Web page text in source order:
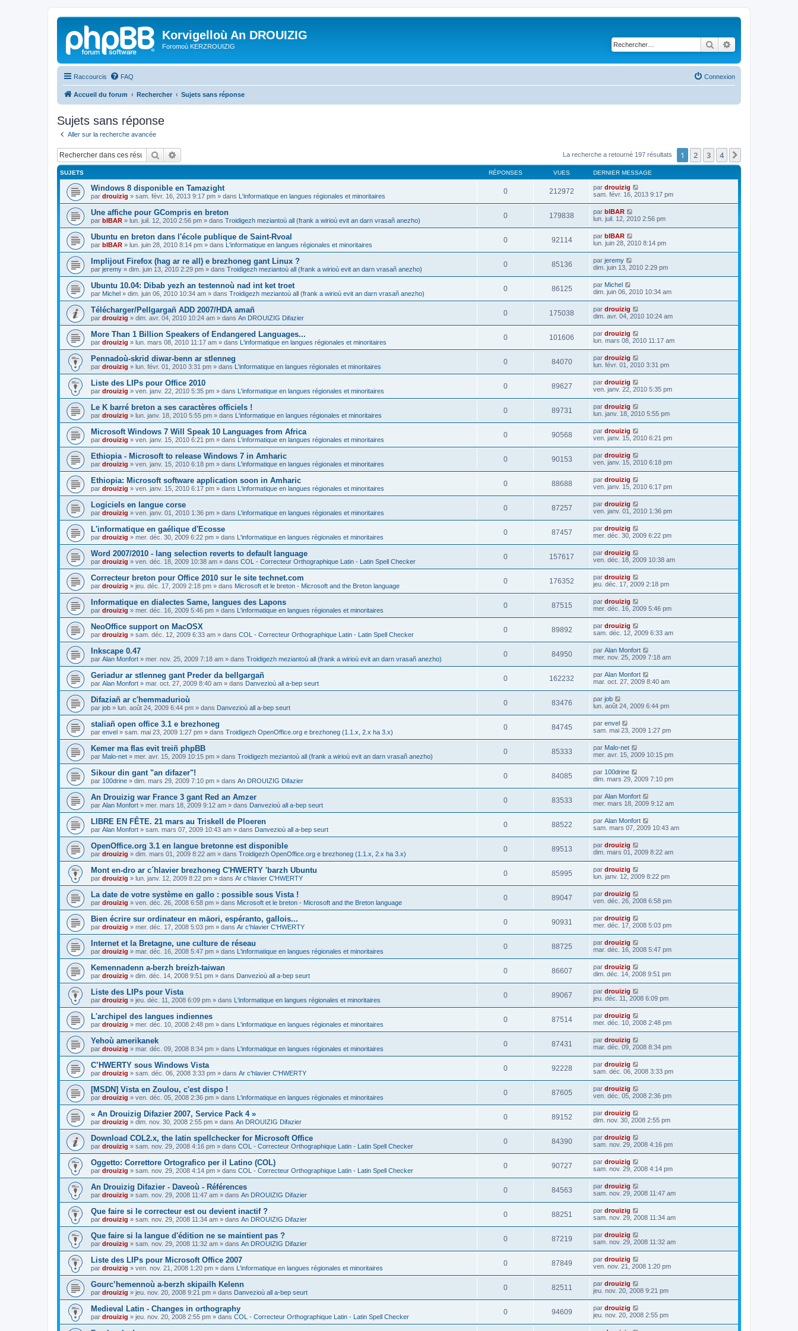
Korvigelloù An DROUIZIG
Foromoù KERZROUIZIG Rechercher
Raccourcis FAQ Connexion
Accueil du forum Rechercher Sujets sans réponse
Sujets sans réponse
Aller sur la recherche avancée
Rechercher La recherche a retourné 197 résultats 1 2 3 4
SUJETS RÉPONSES VUES DERNIER MESSAGE
Windows 8 disponible en Tamazight
par drouizig » sam. févr. 16, 2013 9:17 pm » dans L'informatique en langues régionales et minoritaires
0 212972 par drouizig
sam. févr. 16, 2013 9:17 pm
Une affiche pour GCompris en breton
par bIBAR » lun. juil. 12, 2010 2:56 pm » dans Troidigezh meziantoù all (frank a wirioù evit an darn vrasañ anezho)
0 179838 par bIBAR
lun. juil. 12, 2010 2:56 pm
Ubuntu en breton dans l'école publique de Saint-Rvoal
par bIBAR » lun. juin 28, 2010 8:14 pm » dans L'informatique en langues régionales et minoritaires
0 92114 par bIBAR
lun. juin 28, 2010 8:14 pm
Implijout Firefox (hag ar re all) e brezhoneg gant Linux ?
par jeremy » dim. juin 13, 2010 2:29 pm » dans Troidigezh meziantoù all (frank a wirioù evit an darn vrasañ anezho)
0 85136 par jeremy
dim. juin 13, 2010 2:29 pm
Ubuntu 10.04: Dibab yezh an testennoù nad int ket troet
par Michel » dim. juin 06, 2010 10:34 am » dans Troidigezh meziantoù all (frank a wirioù evit an darn vrasañ anezho)
0 86125 par Michel
dim. juin 06, 2010 10:34 am
Télécharger/Pellgargañ ADD 2007/HDA amañ
par drouizig » dim. avr. 04, 2010 10:24 am » dans An DROUIZIG Difazier
0 175038 par drouizig
dim. avr. 04, 2010 10:24 am
More Than 1 Billion Speakers of Endangered Languages...
par drouizig » lun. mars 08, 2010 11:17 am » dans L'informatique en langues régionales et minoritaires
0 101606 par drouizig
lun. mars 08, 2010 11:17 am
Pennadoù-skrid diwar-benn ar stlenneg
par drouizig » lun. févr. 01, 2010 3:31 pm » dans L'informatique en langues régionales et minoritaires
0 84070 par drouizig
lun. févr. 01, 2010 3:31 pm
Liste des LIPs pour Office 2010
par drouizig » ven. janv. 22, 2010 5:35 pm » dans L'informatique en langues régionales et minoritaires
0 89627 par drouizig
ven. janv. 22, 2010 5:35 pm
Le K barré breton a ses caractères officiels !
par drouizig » lun. janv. 18, 2010 5:55 pm » dans L'informatique en langues régionales et minoritaires
0 89731 par drouizig
lun. janv. 18, 2010 5:55 pm
Microsoft Windows 7 Will Speak 10 Languages from Africa
par drouizig » ven. janv. 15, 2010 6:21 pm » dans L'informatique en langues régionales et minoritaires
0 90568 par drouizig
ven. janv. 15, 2010 6:21 pm
Ethiopia - Microsoft to release Windows 7 in Amharic
par drouizig » ven. janv. 15, 2010 6:18 pm » dans L'informatique en langues régionales et minoritaires
0 90153 par drouizig
ven. janv. 15, 2010 6:18 pm
Ethiopia: Microsoft software application soon in Amharic
par drouizig » ven. janv. 15, 2010 6:17 pm » dans L'informatique en langues régionales et minoritaires
0 88688 par drouizig
ven. janv. 15, 2010 6:17 pm
Logiciels en langue corse
par drouizig » ven. janv. 01, 2010 1:36 pm » dans L'informatique en langues régionales et minoritaires
0 87257 par drouizig
ven. janv. 01, 2010 1:36 pm
L'informatique en gaélique d'Ecosse
par drouizig » mer. déc. 30, 2009 6:22 pm » dans L'informatique en langues régionales et minoritaires
0 87457 par drouizig
mer. déc. 30, 2009 6:22 pm
Word 2007/2010 - lang selection reverts to default language
par drouizig » ven. déc. 18, 2009 10:38 am » dans COL - Correcteur Orthographique Latin - Latin Spell Checker
0 157617 par drouizig
ven. déc. 18, 2009 10:38 am
Correcteur breton pour Office 2010 sur le site technet.com
par drouizig » jeu. déc. 17, 2009 2:18 pm » dans Microsoft et le breton - Microsoft and the Breton language
0 176352 par drouizig
jeu. déc. 17, 2009 2:18 pm
Informatique en dialectes Same, langues des Lapons
par drouizig » mer. déc. 16, 2009 5:46 pm » dans L'informatique en langues régionales et minoritaires
0 87515 par drouizig
mer. déc. 16, 2009 5:46 pm
NeoOffice support on MacOSX
par drouizig » sam. déc. 12, 2009 6:33 am » dans COL - Correcteur Orthographique Latin - Latin Spell Checker
0 89892 par drouizig
sam. déc. 12, 2009 6:33 am
Inkscape 0.47
par Alan Monfort » mer. nov. 25, 2009 7:18 am » dans Troidigezh meziantoù all (frank a wirioù evit an darn vrasañ anezho)
0 84950 par Alan Monfort
mer. nov. 25, 2009 7:18 am
Geriadur ar stlenneg gant Preder da bellgargañ
par Alan Monfort » mar. oct. 27, 2009 8:40 am » dans Danvezioù all a-bep seurt
0 162232 par Alan Monfort
mar. oct. 27, 2009 8:40 am
Difaziañ ar c'hemmadurioù
par job » lun. août 24, 2009 6:44 pm » dans Danvezioù all a-bep seurt
0 83476 par job
lun. août 24, 2009 6:44 pm
staliañ open office 3.1 e brezhoneg
par envel » sam. mai 23, 2009 1:27 pm » dans Troidigezh OpenOffice.org e brezhoneg (1.1.x, 2.x ha 3.x)
0 84745 par envel
sam. mai 23, 2009 1:27 pm
Kemer ma flas evit treiñ phpBB
par Malo-net » mer. avr. 15, 2009 10:15 pm » dans Troidigezh meziantoù all (frank a wirioù evit an darn vrasañ anezho)
0 85333 par Malo-net
mer. avr. 15, 2009 10:15 pm
Sikour din gant "an difazer"!
par 100drine » dim. mars 29, 2009 7:10 pm » dans An DROUIZIG Difazier
0 84085 par 100drine
dim. mars 29, 2009 7:10 pm
An Drouizig war France 3 gant Red an Amzer
par Alan Monfort » mer. mars 18, 2009 9:12 am » dans Danvezioù all a-bep seurt
0 83533 par Alan Monfort
mer. mars 18, 2009 9:12 am
LIBRE EN FÊTE. 21 mars au Triskell de Ploeren
par Alan Monfort » sam. mars 07, 2009 10:43 am » dans Danvezioù all a-bep seurt
0 88522 par Alan Monfort
sam. mars 07, 2009 10:43 am
OpenOffice.org 3.1 en langue bretonne est disponible
par drouizig » dim. mars 01, 2009 8:22 am » dans Troidigezh OpenOffice.org e brezhoneg (1.1.x, 2.x ha 3.x)
0 89513 par drouizig
dim. mars 01, 2009 8:22 am
Mont en-dro ar c´hlavier brezhoneg C'HWERTY 'barzh Ubuntu
par drouizig » lun. janv. 12, 2009 8:22 pm » dans Ar c'hlavier C'HWERTY
0 85995 par drouizig
lun. janv. 12, 2009 8:22 pm
La date de votre système en gallo : possible sous Vista !
par drouizig » ven. déc. 26, 2008 6:58 pm » dans Microsoft et le breton - Microsoft and the Breton language
0 89047 par drouizig
ven. déc. 26, 2008 6:58 pm
Bien écrire sur ordinateur en māori, espéranto, gallois...
par drouizig » mer. déc. 17, 2008 5:03 pm » dans Ar c'hlavier C'HWERTY
0 90931 par drouizig
mer. déc. 17, 2008 5:03 pm
Internet et la Bretagne, une culture de réseau
par drouizig » mar. déc. 16, 2008 5:47 pm » dans L'informatique en langues régionales et minoritaires
0 88725 par drouizig
mar. déc. 16, 2008 5:47 pm
Kemennadenn a-berzh breizh-taiwan
par drouizig » dim. déc. 14, 2008 9:51 pm » dans Danvezioù all a-bep seurt
0 86607 par drouizig
dim. déc. 14, 2008 9:51 pm
Liste des LIPs pour Vista
par drouizig » jeu. déc. 11, 2008 6:09 pm » dans L'informatique en langues régionales et minoritaires
0 89067 par drouizig
jeu. déc. 11, 2008 6:09 pm
L'archipel des langues indiennes
par drouizig » mer. déc. 10, 2008 2:48 pm » dans L'informatique en langues régionales et minoritaires
0 87514 par drouizig
mer. déc. 10, 2008 2:48 pm
Yehoù amerikanek
par drouizig » mar. déc. 09, 2008 8:34 pm » dans L'informatique en langues régionales et minoritaires
0 87431 par drouizig
mar. déc. 09, 2008 8:34 pm
C’HWERTY sous Windows Vista
par drouizig » sam. déc. 06, 2008 3:33 pm » dans Ar c'hlavier C'HWERTY
0 92228 par drouizig
sam. déc. 06, 2008 3:33 pm
[MSDN] Vista en Zoulou, c'est dispo !
par drouizig » ven. déc. 05, 2008 2:36 pm » dans L'informatique en langues régionales et minoritaires
0 87605 par drouizig
ven. déc. 05, 2008 2:36 pm
« An Drouizig Difazier 2007, Service Pack 4 »
par drouizig » dim. nov. 30, 2008 2:55 pm » dans An DROUIZIG Difazier
0 89152 par drouizig
dim. nov. 30, 2008 2:55 pm
Download COL2.x, the latin spellchecker for Microsoft Office
par drouizig » sam. nov. 29, 2008 4:16 pm » dans COL - Correcteur Orthographique Latin - Latin Spell Checker
0 84390 par drouizig
sam. nov. 29, 2008 4:16 pm
Oggetto: Correttore Ortografico per il Latino (COL)
par drouizig » sam. nov. 29, 2008 4:14 pm » dans COL - Correcteur Orthographique Latin - Latin Spell Checker
0 90727 par drouizig
sam. nov. 29, 2008 4:14 pm
An Drouizig Difazier - Daveoù - Références
par drouizig » sam. nov. 29, 2008 11:47 am » dans An DROUIZIG Difazier
0 84563 par drouizig
sam. nov. 29, 2008 11:47 am
Que faire si le correcteur est ou devient inactif ?
par drouizig » sam. nov. 29, 2008 11:34 am » dans An DROUIZIG Difazier
0 88251 par drouizig
sam. nov. 29, 2008 11:34 am
Que faire si la langue d'édition ne se maintient pas ?
par drouizig » sam. nov. 29, 2008 11:32 am » dans An DROUIZIG Difazier
0 87219 par drouizig
sam. nov. 29, 2008 11:32 am
Liste des LIPs pour Microsoft Office 2007
par drouizig » ven. nov. 21, 2008 1:20 pm » dans L'informatique en langues régionales et minoritaires
0 87849 par drouizig
ven. nov. 21, 2008 1:20 pm
Gourc’hemennoù a-berzh skipailh Kelenn
par drouizig » jeu. nov. 20, 2008 9:21 pm » dans Danvezioù all a-bep seurt
0 82511 par drouizig
jeu. nov. 20, 2008 9:21 pm
Medieval Latin - Changes in orthography
par drouizig » jeu. nov. 20, 2008 2:55 pm » dans COL - Correcteur Orthographique Latin - Latin Spell Checker
0 94609 par drouizig
jeu. nov. 20, 2008 2:55 pm